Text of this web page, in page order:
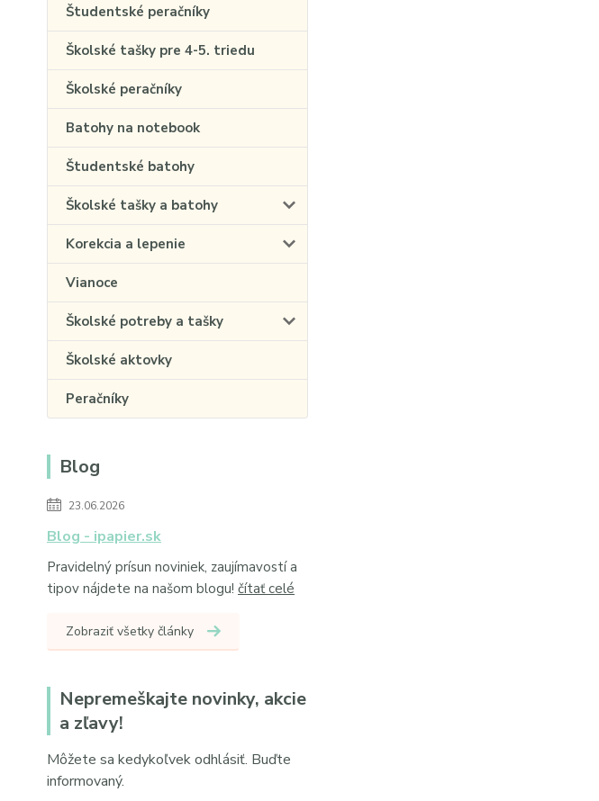
Študentské peračníky
Školské tašky pre 4-5. triedu
Školské peračníky
Batohy na notebook
Študentské batohy
Školské tašky a batohy
Korekcia a lepenie
Vianoce
Školské potreby a tašky
Školské aktovky
Peračníky
Blog
23.06.2026
Blog - ipapier.sk
Pravidelný prísun noviniek, zaujímavostí a
tipov nájdete na našom blogu! čítať celé
Zobraziť všetky články
Nepremeškajte novinky, akcie
a zľavy!
Môžete sa kedykoľvek odhlásiť. Buďte
informovaný.